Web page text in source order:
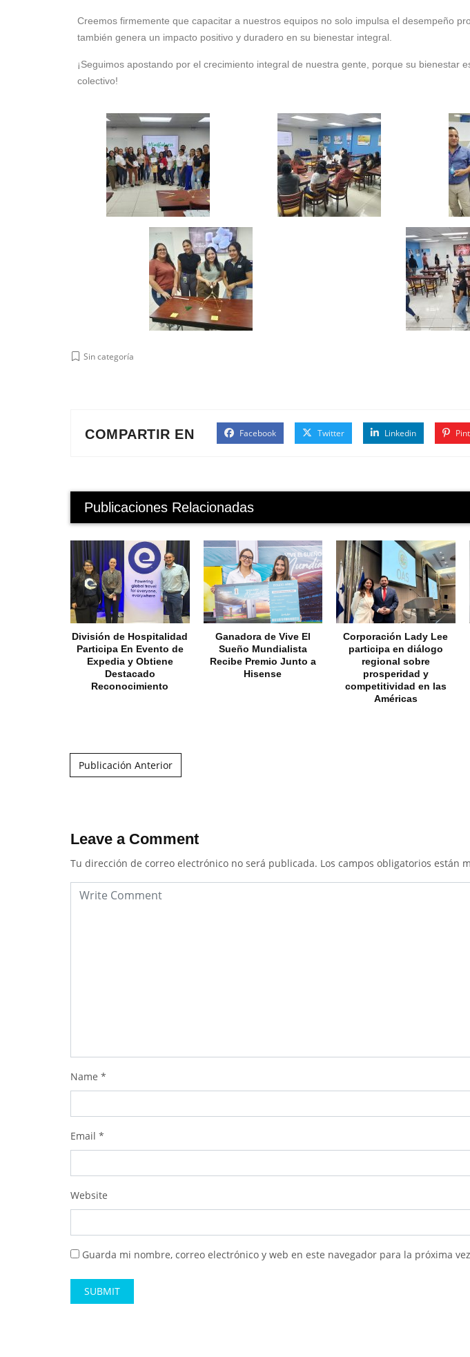
Creemos firmemente que capacitar a nuestros equipos no solo impulsa el desempeño
también genera un impacto positivo y duradero en su bienestar integral.
¡Seguimos apostando por el crecimiento integral de nuestra gente, porque su bienestar
colectivo!
Sin categoría
COMPARTIR EN Facebook Twitter Linkedin
Publicaciones Relacionadas
División de Hospitalidad
Participa En Evento de
Expedia y Obtiene
Destacado
Reconocimiento
Ganadora de Vive El
Sueño Mundialista
Recibe Premio Junto a
Hisense
Corporación Lady Lee
participa en diálogo
regional sobre
prosperidad y
competitividad en las
Américas
Publicación Anterior
Leave a Comment
Tu dirección de correo electrónico no será publicada. Los campos obligatorios están
Name *
Email *
Website
Guarda mi nombre, correo electrónico y web en este navegador para la próxima